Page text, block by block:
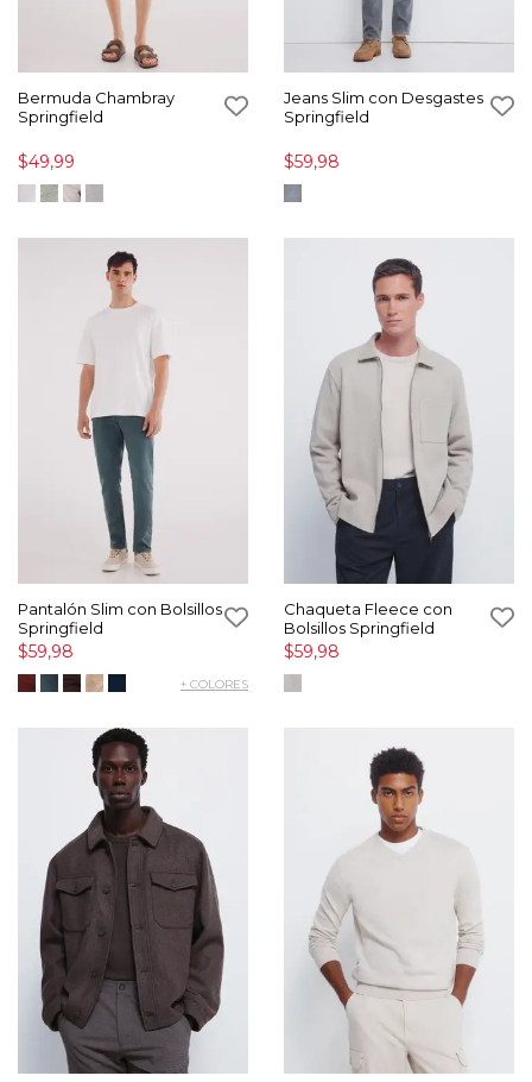
Bermuda Chambray
Springfield
$49,99
Jeans Slim con Desgastes
Springfield
$59,98
Pantalón Slim con Bolsillos
Springfield
$59,98
+ COLORES
Chaqueta Fleece con
Bolsillos Springfield
$59,98